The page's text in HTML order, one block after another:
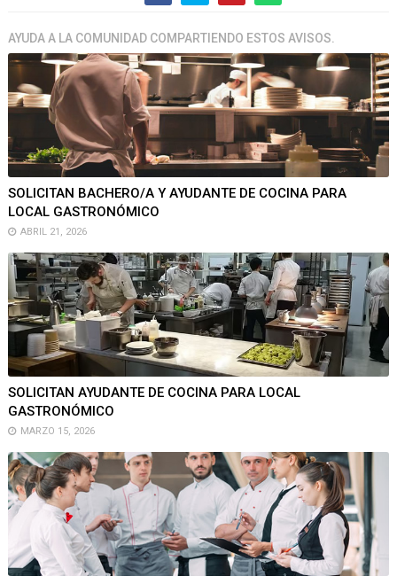
AYUDA A LA COMUNIDAD COMPARTIENDO ESTOS AVISOS.
SOLICITAN BACHERO/A Y AYUDANTE DE COCINA PARA
LOCAL GASTRONÓMICO
ABRIL 21, 2026
SOLICITAN AYUDANTE DE COCINA PARA LOCAL
GASTRONÓMICO
MARZO 15, 2026